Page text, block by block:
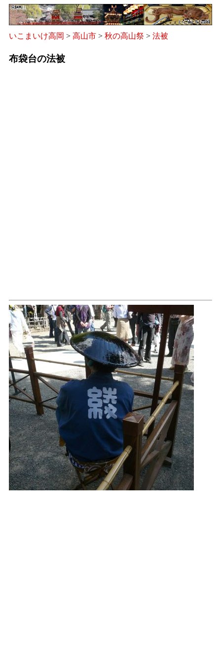
いこまいけ高岡 > 高山市 > 秋の高山祭 > 法被
布袋台の法被